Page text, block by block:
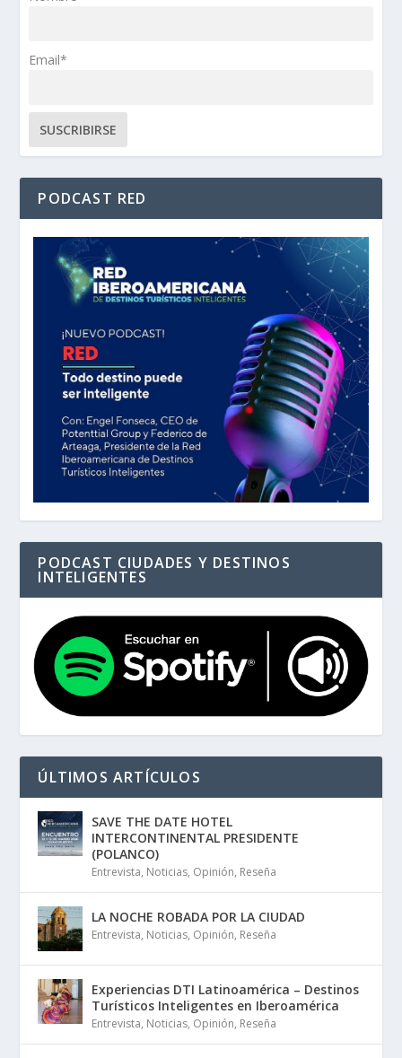
Email*
PODCAST RED
PODCAST CIUDADES Y DESTINOS
INTELIGENTES
ÚLTIMOS ARTÍCULOS
SAVE THE DATE HOTEL
INTERCONTINENTAL PRESIDENTE
(POLANCO)
Entrevista, Noticias, Opinión, Reseña
LA NOCHE ROBADA POR LA CIUDAD
Entrevista, Noticias, Opinión, Reseña
Experiencias DTI Latinoamérica – Destinos
Turísticos Inteligentes en Iberoamérica
Entrevista, Noticias, Opinión, Reseña